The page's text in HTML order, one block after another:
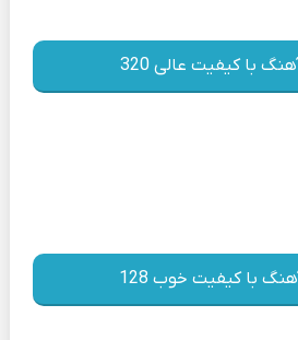
با کیفیت عالی 320
با کیفیت خوب 128